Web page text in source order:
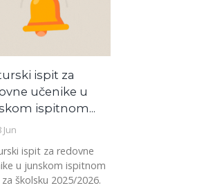
ispit za
učenike u
ispitnom...
Jun
ispit za redovne
u junskom ispitnom
školsku 2025/2026.